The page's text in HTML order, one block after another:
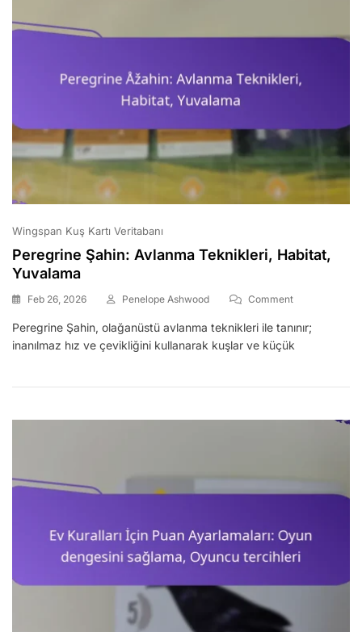
Wingspan Kuş Kartı Veritabanı
Peregrine Şahin: Avlanma Teknikleri, Habitat,
Yuvalama
Feb 26, 2026 Penelope Ashwood CommentOn
Şahin:
Avlanma
Yuvalama
Peregrine Şahin, olağanüstü avlanma teknikleri ile tanınır;
inanılmaz hız ve çevikliğini kullanarak kuşlar ve küçük